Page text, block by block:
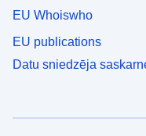
EU Whoiswho
EU publications
Datu sniedzēja